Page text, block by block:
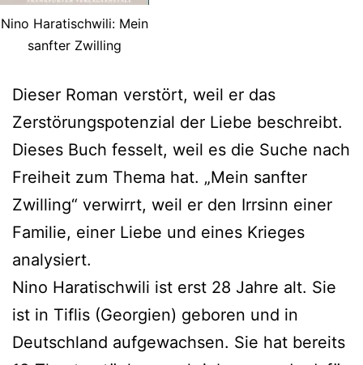
Nino Haratischwili: Mein
sanfter Zwilling
Dieser Roman verstört, weil er das
Zerstörungspotenzial der Liebe beschreibt.
Dieses Buch fesselt, weil es die Suche nach
Freiheit zum Thema hat. „Mein sanfter
Zwilling“ verwirrt, weil er den Irrsinn einer
Familie, einer Liebe und eines Krieges
analysiert.
Nino Haratischwili ist erst 28 Jahre alt. Sie
ist in Tiflis (Georgien) geboren und in
Deutschland aufgewachsen. Sie hat bereits